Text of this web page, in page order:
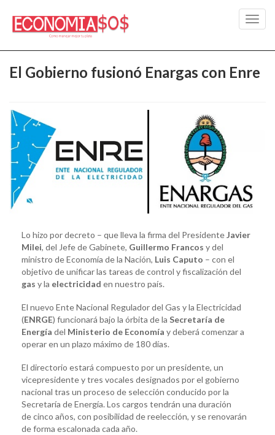
El Gobierno fusionó Enargas con Enre
Lo hizo por decreto – que lleva la firma del PresidenteJavier
Milei, del Jefe de Gabinete, Guillermo Francos y del
ministro de Economía de la Nación, Luis Caputo – con el
objetivo de unificar las tareas de control y fiscalización del
gas y la electricidad en nuestro país.
El nuevo Ente Nacional Regulador del Gas y la Electricidad
(ENRGE) funcionará bajo la órbita de la Secretaría de
Energía del Ministerio de Economía y deberá comenzar a
operar en un plazo máximo de 180 días.
El directorio estará compuesto por un presidente, un
vicepresidente y tres vocales designados por el gobierno
nacional tras un proceso de selección conducido por la
Secretaría de Energía. Los cargos tendrán una duración
de cinco años, con posibilidad de reelección, y se renovarán
de forma escalonada cada año.